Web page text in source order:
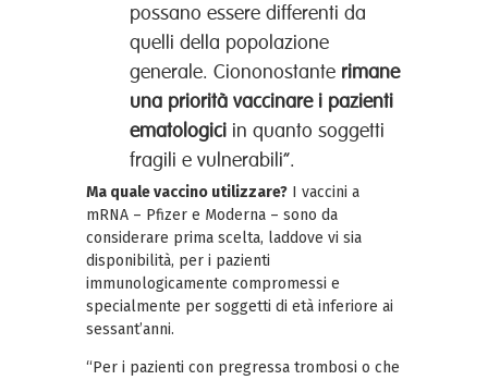
possano essere differenti da
quelli della popolazione
generale. Ciononostante rimane
una priorità vaccinare i pazienti
ematologici in quanto soggetti
fragili e vulnerabili”.
Ma quale vaccino utilizzare? I vaccini a
mRNA – Pfizer e Moderna – sono da
considerare prima scelta, laddove vi sia
disponibilità, per i pazienti
immunologicamente compromessi e
specialmente per soggetti di età inferiore ai
sessant’anni.
“Per i pazienti con pregressa trombosi o che